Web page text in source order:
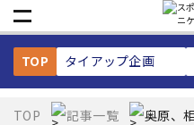
TOP タイアップ企画
TOP 記事一覧 奥原、